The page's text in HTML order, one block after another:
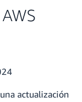
actualización